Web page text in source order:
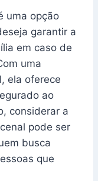
uma opção
garantir a
em caso de
uma
ela oferece
ao
considerar a
pode ser
busca
que